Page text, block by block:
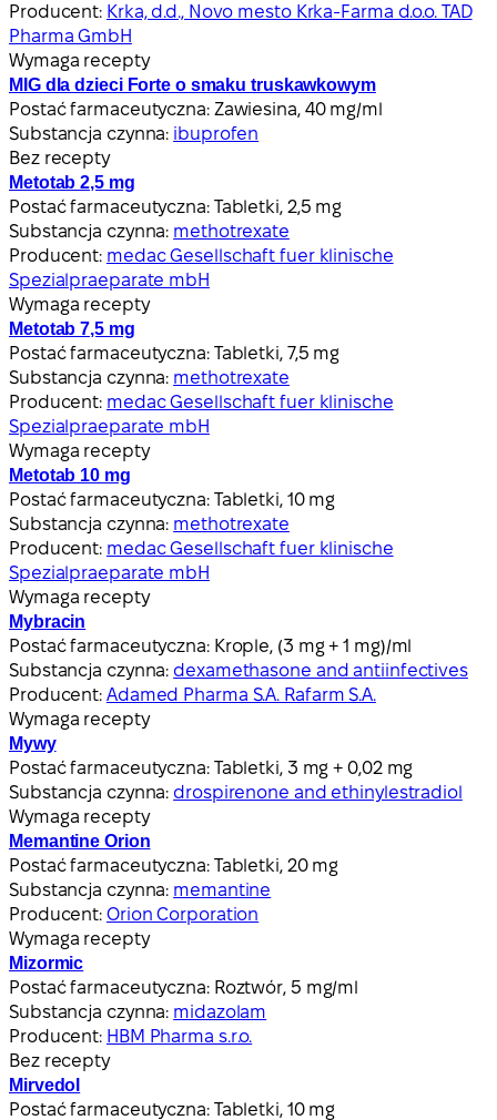
Producent: Krka, d.d., Novo mesto Krka-Farma d.o.o. TAD
Pharma GmbH
Wymaga recepty
MIG dla dzieci Forte o smaku truskawkowym
Postać farmaceutyczna: Zawiesina, 40 mg/ml
Substancja czynna: ibuprofen
Bez recepty
Metotab 2,5 mg
Postać farmaceutyczna: Tabletki, 2,5 mg
Substancja czynna: methotrexate
Producent: medac Gesellschaft fuer klinische
Spezialpraeparate mbH
Wymaga recepty
Metotab 7,5 mg
Postać farmaceutyczna: Tabletki, 7,5 mg
Substancja czynna: methotrexate
Producent: medac Gesellschaft fuer klinische
Spezialpraeparate mbH
Wymaga recepty
Metotab 10 mg
Postać farmaceutyczna: Tabletki, 10 mg
Substancja czynna: methotrexate
Producent: medac Gesellschaft fuer klinische
Spezialpraeparate mbH
Wymaga recepty
Mybracin
Postać farmaceutyczna: Krople, (3 mg + 1 mg)/ml
Substancja czynna: dexamethasone and antiinfectives
Producent: Adamed Pharma S.A. Rafarm S.A.
Wymaga recepty
Mywy
Postać farmaceutyczna: Tabletki, 3 mg + 0,02 mg
Substancja czynna: drospirenone and ethinylestradiol
Wymaga recepty
Memantine Orion
Postać farmaceutyczna: Tabletki, 20 mg
Substancja czynna: memantine
Producent: Orion Corporation
Wymaga recepty
Mizormic
Postać farmaceutyczna: Roztwór, 5 mg/ml
Substancja czynna: midazolam
Producent: HBM Pharma s.r.o.
Bez recepty
Mirvedol
Postać farmaceutyczna: Tabletki, 10 mg